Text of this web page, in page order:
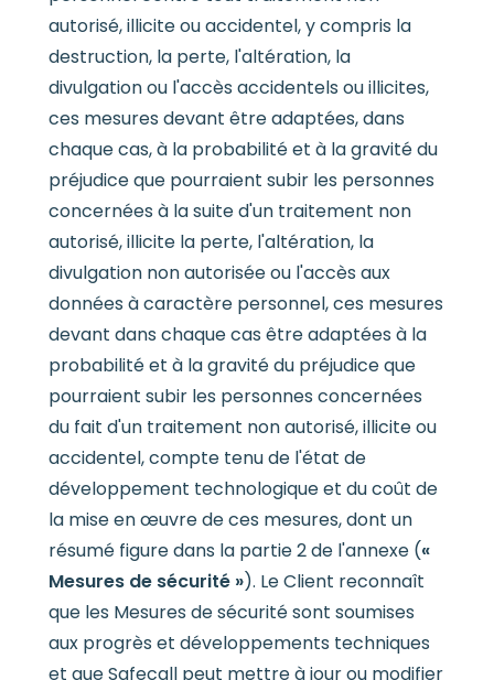
autorisé, illicite ou accidentel, y compris la
destruction, la perte, l'altération, la
divulgation ou l'accès accidentels ou illicites,
ces mesures devant être adaptées, dans
chaque cas, à la probabilité et à la gravité du
préjudice que pourraient subir les personnes
concernées à la suite d'un traitement non
autorisé, illicite la perte, l'altération, la
divulgation non autorisée ou l'accès aux
données à caractère personnel, ces mesures
devant dans chaque cas être adaptées à la
probabilité et à la gravité du préjudice que
pourraient subir les personnes concernées
du fait d'un traitement non autorisé, illicite ou
accidentel, compte tenu de l'état de
développement technologique et du coût de
la mise en œuvre de ces mesures, dont un
résumé figure dans la partie 2 de l'annexe («
Mesures de sécurité »). Le Client reconnaît
que les Mesures de sécurité sont soumises
aux progrès et développements techniques
et que Safecall peut mettre à jour ou modifier